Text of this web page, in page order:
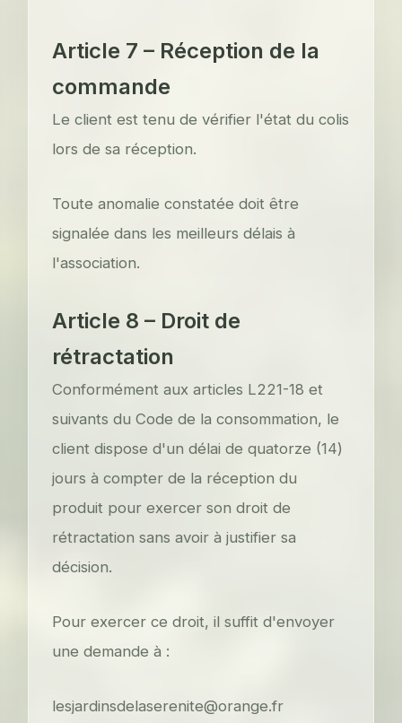
Article 7 – Réception de la
commande
Le client est tenu de vérifier l'état du colis
lors de sa réception.
Toute anomalie constatée doit être
signalée dans les meilleurs délais à
l'association.
Article 8 – Droit de
rétractation
Conformément aux articles L221-18 et
suivants du Code de la consommation, le
client dispose d'un délai de quatorze (14)
jours à compter de la réception du
produit pour exercer son droit de
rétractation sans avoir à justifier sa
décision.
Pour exercer ce droit, il suffit d'envoyer
une demande à :
lesjardinsdelaserenite@orange.fr